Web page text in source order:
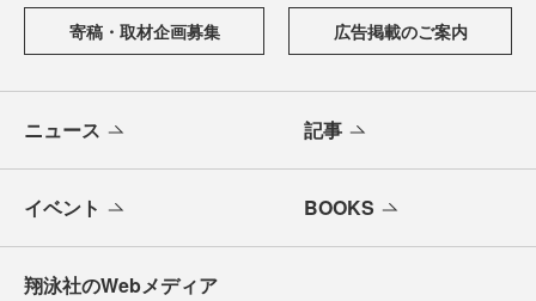
寄稿・取材企画募集 広告掲載のご案内
ニュース 記事
イベント BOOKS
翔泳社のWebメディア